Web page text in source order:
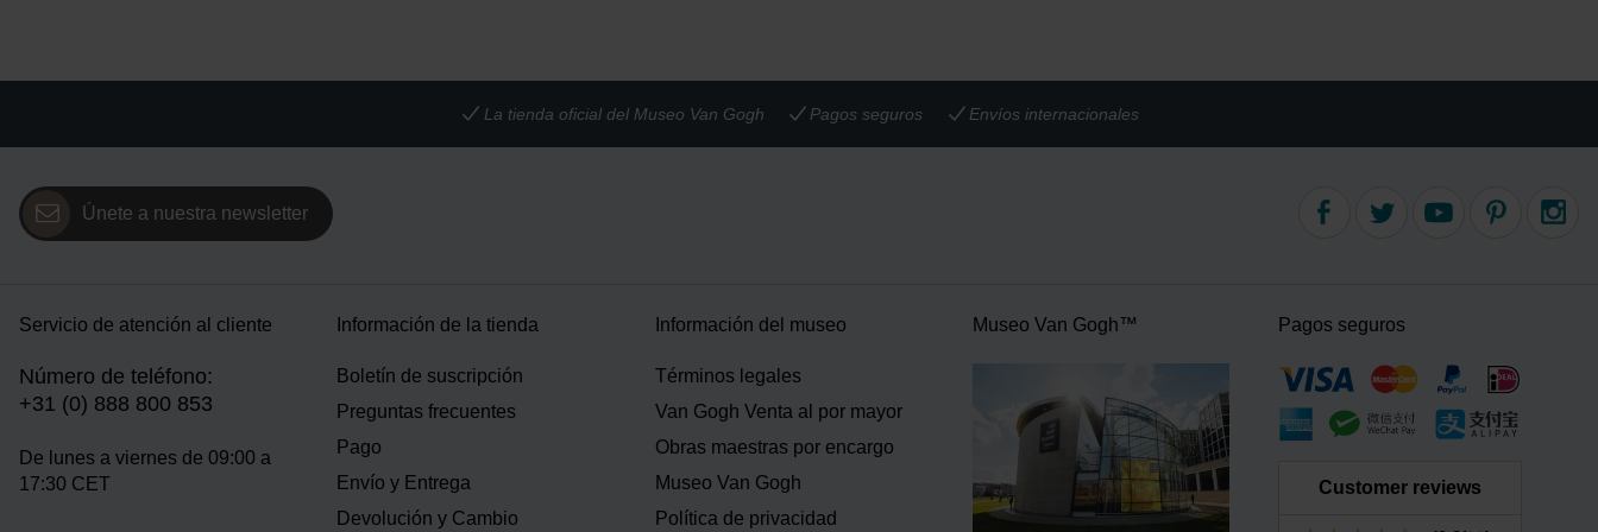
La tienda oficial del Museo Van Gogh Pagos seguros Envíos internacionales
Únete a nuestra newsletter
Servicio de atención al cliente
Número de teléfono:
+31 (0) 888 800 853
De lunes a viernes de 09:00 a
17:30 CET
Información de la tienda
Boletín de suscripción
Preguntas frecuentes
Pago
Envío y Entrega
Devolución y Cambio
Información del museo
Términos legales
Van Gogh Venta al por mayor
Obras maestras por encargo
Museo Van Gogh
Política de privacidad
Museo Van Gogh™ Pagos seguros